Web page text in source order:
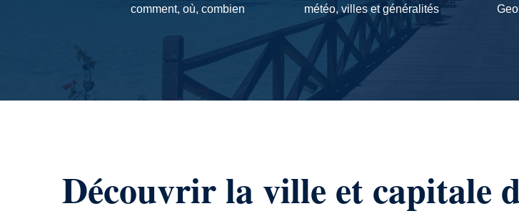
comment, où, combien
météo, villes et généralités
Découvrir la ville et capitale